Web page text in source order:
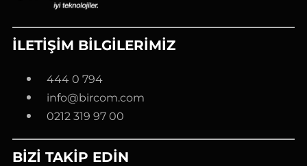
İLETİŞİM BİLGİLERİMİZ
444 0 794
info@bircom.com
0212 319 97 00
BİZİ TAKİP EDİN